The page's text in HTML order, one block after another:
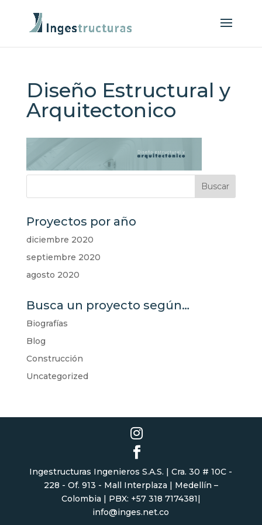
Diseño Estructural y
Arquitectonico
Proyectos por año
diciembre 2020
septiembre 2020
agosto 2020
Busca un proyecto según…
Biografías
Blog
Construcción
Uncategorized
Ingestructuras Ingenieros S.A.S. | Cra. 30 # 10C -
228 - Of. 913 - Mall Interplaza | Medellín –
Colombia | PBX: +57 318 7174381|
info@inges.net.co